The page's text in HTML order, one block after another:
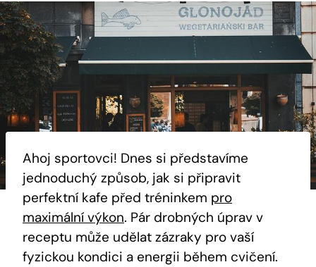
Ahoj sportovci! Dnes si⁤ představíme
jednoduchý způsob,⁢ jak si připravit
perfektní kafe před tréninkem ⁢ pro
maximální výkon. Pár drobných⁢ úprav ⁢v
receptu ​může udělat zázraky pro vaší
fyzickou kondici a energii během ⁤cvičení.